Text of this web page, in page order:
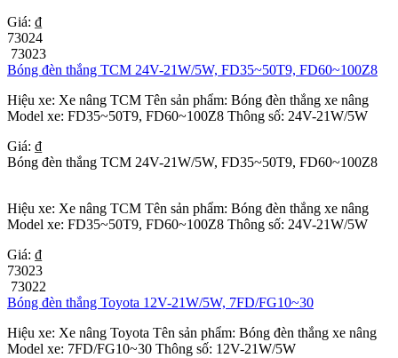
Giá: ₫
73024
73023
Bóng đèn thắng TCM 24V-21W/5W, FD35~50T9, FD60~100Z8
Hiệu xe: Xe nâng TCM Tên sản phẩm: Bóng đèn thắng xe nâng
Model xe: FD35~50T9, FD60~100Z8 Thông số: 24V-21W/5W
Giá: ₫
Bóng đèn thắng TCM 24V-21W/5W, FD35~50T9, FD60~100Z8
Hiệu xe: Xe nâng TCM Tên sản phẩm: Bóng đèn thắng xe nâng
Model xe: FD35~50T9, FD60~100Z8 Thông số: 24V-21W/5W
Giá: ₫
73023
73022
Bóng đèn thắng Toyota 12V-21W/5W, 7FD/FG10~30
Hiệu xe: Xe nâng Toyota Tên sản phẩm: Bóng đèn thắng xe nâng
Model xe: 7FD/FG10~30 Thông số: 12V-21W/5W